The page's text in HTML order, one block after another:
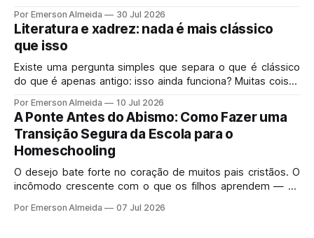
hoje em casa.
Por Emerson Almeida 30 Jul 2026
Literatura e xadrez: nada é mais clássico
que isso
Existe uma pergunta simples que separa o que é clássico
do que é apenas antigo: isso ainda funciona? Muitas coisas
Por Emerson Almeida 10 Jul 2026
A Ponte Antes do Abismo: Como Fazer uma
Transição Segura da Escola para o
Homeschooling
O desejo bate forte no coração de muitos pais cristãos. O
incômodo crescente com o que os filhos aprendem — ou
gera uma pressa perfeitamente legítima.
Por Emerson Almeida 07 Jul 2026